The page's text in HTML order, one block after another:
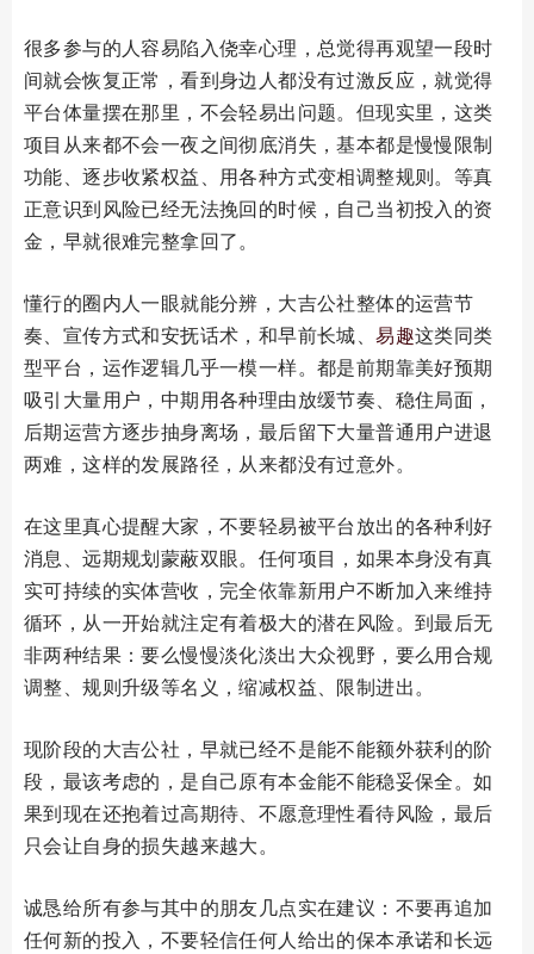
很多参与的人容易陷入侥幸心理，总觉得再观望一段时
间就会恢复正常，看到身边人都没有过激反应，就觉得
平台体量摆在那里，不会轻易出问题。但现实里，这类
项目从来都不会一夜之间彻底消失，基本都是慢慢限制
功能、逐步收紧权益、用各种方式变相调整规则。等真
正意识到风险已经无法挽回的时候，自己当初投入的资
金，早就很难完整拿回了。
懂行的圈内人一眼就能分辨，大吉公社整体的运营节
奏、宣传方式和安抚话术，和早前长城、易趣这类同类
型平台，运作逻辑几乎一模一样。都是前期靠美好预期
吸引大量用户，中期用各种理由放缓节奏、稳住局面，
后期运营方逐步抽身离场，最后留下大量普通用户进退
两难，这样的发展路径，从来都没有过意外。
在这里真心提醒大家，不要轻易被平台放出的各种利好
消息、远期规划蒙蔽双眼。任何项目，如果本身没有真
实可持续的实体营收，完全依靠新用户不断加入来维持
循环，从一开始就注定有着极大的潜在风险。到最后无
非两种结果：要么慢慢淡化淡出大众视野，要么用合规
调整、规则升级等名义，缩减权益、限制进出。
现阶段的大吉公社，早就已经不是能不能额外获利的阶
段，最该考虑的，是自己原有本金能不能稳妥保全。如
果到现在还抱着过高期待、不愿意理性看待风险，最后
只会让自身的损失越来越大。
诚恳给所有参与其中的朋友几点实在建议：不要再追加
任何新的投入，不要轻信任何人给出的保本承诺和长远